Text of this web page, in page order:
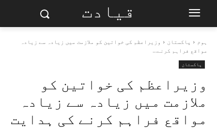
قیادت
ہوم پاکستان
وزیراعظم کی خواتین کو ملازمت میں زیادہ سے زیادہ
مواقع فراہم کرنے...
پاکستان
وزیراعظم کی خواتین کو
ملازمت میں زیادہ سے زیادہ
مواقع فراہم کرنے کی ہدایت